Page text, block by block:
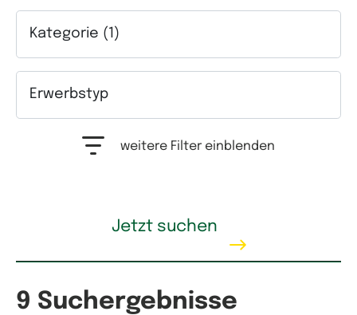
Kategorie (1)
Erwerbstyp
weitere Filter einblenden
Jetzt suchen
9 Suchergebnisse